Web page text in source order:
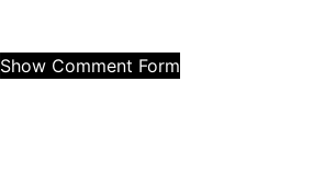
Show Comment Form